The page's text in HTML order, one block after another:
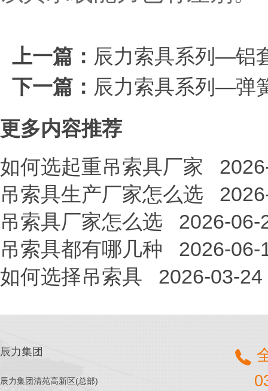
上一篇： 辰力索具系列—铝
下一篇： 辰力索具系列—弹
更多内容推荐
如何选起重吊索具厂家
吊索具生产厂家怎么选
吊索具厂家怎么选
2026-06-
吊索具都有哪几种
2026-06-
如何选择吊索具
2026-03-24
辰力集团
辰力集团清苑高新区(总部)